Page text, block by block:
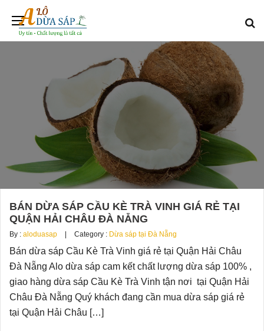
BÁN DỪA SÁP CẦU KÈ TRÀ VINH GIÁ RẺ TẠI
QUẬN HẢI CHÂU ĐÀ NẴNG
By : aloduasap Category : Dừa sáp tại Đà Nẵng
Bán dừa sáp Cầu Kè Trà Vinh giá rẻ tại Quận Hải Châu
Đà Nẵng Alo dừa sáp cam kết chất lượng dừa sáp 100% ,
giao hàng dừa sáp Cầu Kè Trà Vinh tận nơi tại Quận Hải
Châu Đà Nẵng Quý khách đang cần mua dừa sáp giá rẻ
tại Quận Hải Châu […]